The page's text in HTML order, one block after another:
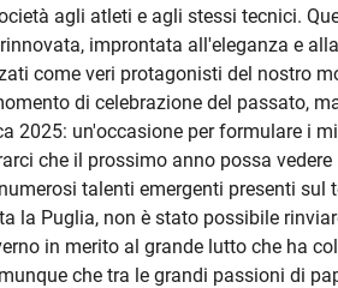
agli atleti e agli stessi tecnici.
improntata all'eleganza e
come veri protagonisti del nostro
di celebrazione del passato,
2025: un'occasione per formulare i
che il prossimo anno possa vedere
talenti emergenti presenti sul
la Puglia, non è stato possibile
in merito al grande lutto che ha
che tra le grandi passioni di